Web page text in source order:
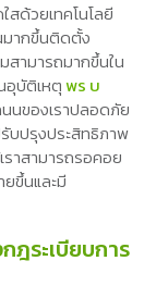
ด้วยเทคโนโลยี
มากขึ้นติดตั้ง
ามารถมากขึ้นใน
อุบัติเหตุพร บ
นของเราปลอดภัย
บปรุงประสิทธิภาพ
ราสามารถรอคอย
ขึ้นและมี
ฎระเบียบการ